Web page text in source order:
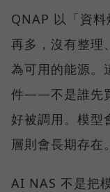
QNAP 以「資
再多，沒有整理
為可用的能源。
件——不是誰先
好被調用。模型
層則會長期存在。
AI NAS 不是把